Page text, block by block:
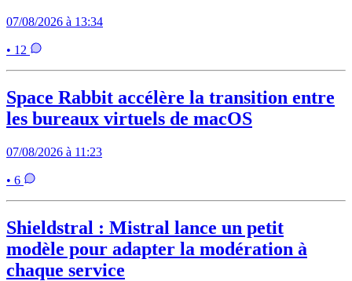
07/08/2026 à 13:34
• 12
Space Rabbit accélère la transition entre
les bureaux virtuels de macOS
07/08/2026 à 11:23
• 6
Shieldstral : Mistral lance un petit
modèle pour adapter la modération à
chaque service